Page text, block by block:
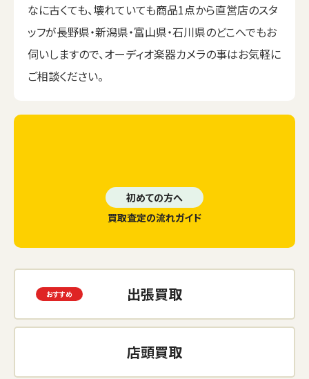
なに古くても、壊れていても商品1点から直営店のスタ
ッフが長野県・新潟県・富山県・石川県のどこへでもお
伺いしますので、オーディオ楽器カメラの事はお気軽に
ご相談ください。
初めての方へ
買取査定の流れガイド
出張買取
店頭買取